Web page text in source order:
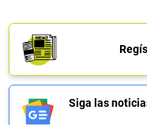
Siga las